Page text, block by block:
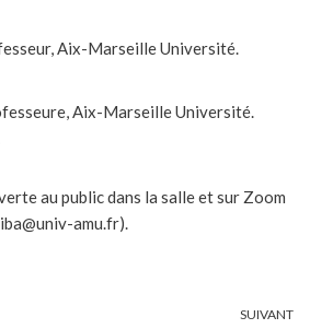
Aix-Marseille Université.
Aix-Marseille Université.
au public dans la salle et sur Zoom
amu.fr).
SUIVANT